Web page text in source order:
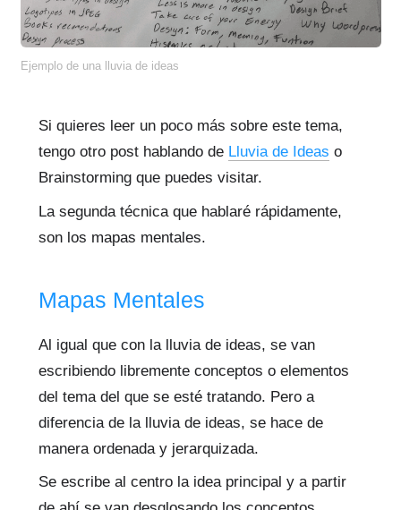
Ejemplo de una lluvia de ideas
Si quieres leer un poco más sobre este tema,
tengo otro post hablando de Lluvia de Ideas o
Brainstorming que puedes visitar.
La segunda técnica que hablaré rápidamente,
son los mapas mentales.
Mapas Mentales
Al igual que con la lluvia de ideas, se van
escribiendo libremente conceptos o elementos
del tema del que se esté tratando. Pero a
diferencia de la lluvia de ideas, se hace de
manera ordenada y jerarquizada.
Se escribe al centro la idea principal y a partir